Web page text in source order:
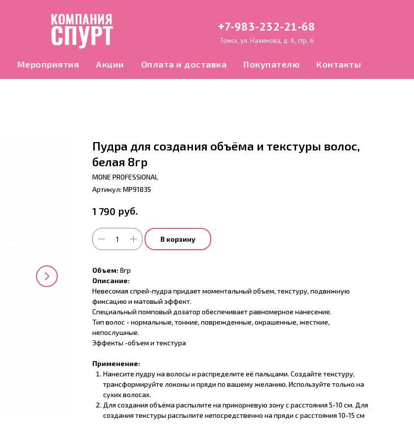
+7-983-232-21-68
Томск, ул. Нахимова, д. 8, стр. 6
Мероприятия Акции Оплата и доставка Покупателю Контакты
Пудра для создания объёма и текстуры волос,
белая 8гр
MONE PROFESSIONAL
Артикул: MP91835
1 790 руб.
В корзину
Объем:8гр
Описание:
Невесомая спрей-пудра придает моментальный объем, текстуру, подвижную
фиксацию и матовый эффект.
Специальный помповый дозатор обеспечивает равномерное нанесение.
Тип волос - нормальные, тонкие, поврежденные, окрашенные, жесткие,
непослушные.
Эффекты -объем и текстура
Применение:
Нанесите пудру на волосы и распределите её пальцами. Создайте текстуру,
трансформируйте локоны и пряди по вашему желанию. Используйте только на
сухих волосах.
Для создания объёма распылите на прикорневую зону с расстояния 5-10 см. Для
создания текстуры распылите непосредственно на пряди с расстояния 10-15 см